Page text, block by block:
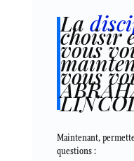
La
choisir
vous
vous
Maintenant,
questions :